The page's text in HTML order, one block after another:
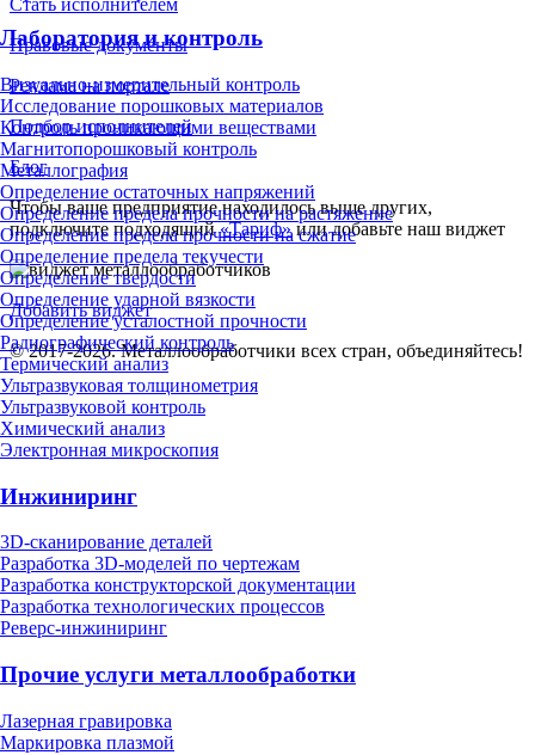
Лаборатория и контроль
Визуально-измерительный контроль
Исследование порошковых материалов
Контроль проникающими веществами
Магнитопорошковый контроль
Металлография
Определение остаточных напряжений
Определение предела прочности на растяжение
Определение предела прочности на сжатие
Определение предела текучести
Определение твердости
Определение ударной вязкости
Определение усталостной прочности
Радиографический контроль
Термический анализ
Ультразвуковая толщинометрия
Ультразвуковой контроль
Химический анализ
Электронная микроскопия
Инжиниринг
3D-сканирование деталей
Разработка 3D-моделей по чертежам
Разработка конструкторской документации
Разработка технологических процессов
Реверс-инжиниринг
Прочие услуги металлообработки
Лазерная гравировка
Маркировка плазмой
Правовые документы
Реклама на портале
Подбор исполнителей
Блог
Чтобы ваше предприятие находилось выше других,
подключите подходящий«Тариф»или добавьте наш виджет
Добавить виджет
© 2017-2026. Металлообработчики всех стран, объединяйтесь!